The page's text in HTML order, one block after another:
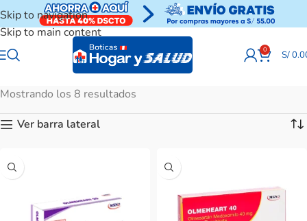
Skip to navigation
Skip to main content
0 S/
Mostrando los 8 resultados
Ver barra lateral